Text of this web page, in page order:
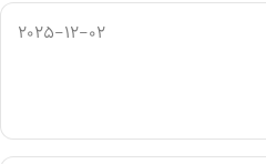
2025-12-02